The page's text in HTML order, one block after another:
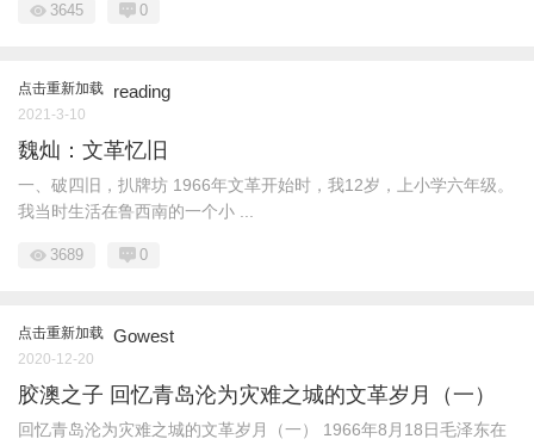
3645 0
点击重新加载 reading
2021-3-10
魏灿：文革忆旧
一、破四旧，扒牌坊 1966年文革开始时，我12岁，上小学六年级。
我当时生活在鲁西南的一个小 ...
3689 0
点击重新加载 Gowest
2020-12-20
胶澳之子 回忆青岛沦为灾难之城的文革岁月（一）
回忆青岛沦为灾难之城的文革岁月（一） 1966年8月18日毛泽东在